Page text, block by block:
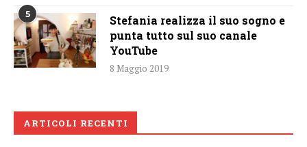
5
Stefania realizza il suo sogno e
punta tutto sul suo canale
YouTube
8 Maggio 2019
ARTICOLI RECENTI